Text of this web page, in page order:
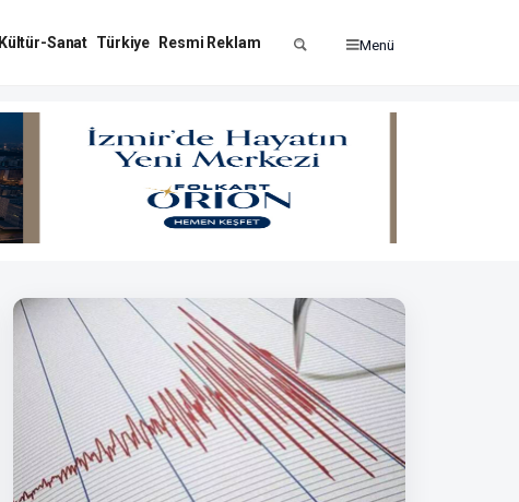
Kültür-Sanat Türkiye Resmi Reklam Menü